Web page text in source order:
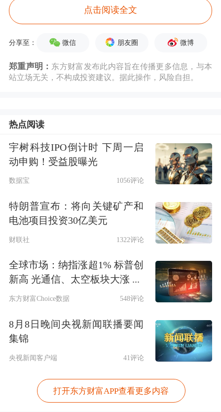
方面的成就？”
作为AI投资热潮风向标的甲骨文股价一
度暴跌16%，盘初市值蒸发1020亿美
元，此前其云业务收入不及预期，公司
还将2026年的资本支出指引大幅上调
150亿美元至500亿美元。
该公司公布的财季收入为161亿美元，
同比增长14%，整体云收入增长34%。
10%。反映甲骨文公司来自AI公司业务
的云基础设施收入为41亿美元，略低于
财报显示，甲骨文本季度资本支出达到
点击阅读全文
分享至： 微信 朋友圈 微博
郑重声明： 东方财富发布此内容旨在传播更多信息，与本
站立场无关，不构成投资建议。据此操作，风险自担。
热点阅读
宇树科技IPO倒计时 下周一启
动申购！受益股曝光
数据宝 1056评论
特朗普宣布：将向关键矿产和
电池项目投资30亿美元
财联社 1322评论
全球市场：纳指涨超1% 标普创
新高 光通信、太空板块大涨 ...
东方财富Choice数据 548评论
8月8日晚间央视新闻联播要闻
集锦
央视新闻客户端 41评论
打开东方财富APP查看更多内容